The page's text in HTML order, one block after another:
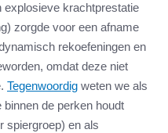
explosieve krachtprestatie
zorgde voor een afname
rekoefeningen en
omdat deze niet
Tegenwoordig weten we als
de perken houdt
spiergroep) en als